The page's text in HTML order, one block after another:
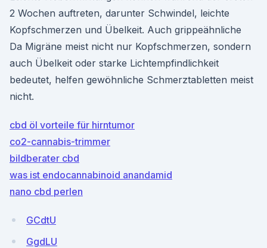
2 Wochen auftreten, darunter Schwindel, leichte
Kopfschmerzen und Übelkeit. Auch grippeähnliche
Da Migräne meist nicht nur Kopfschmerzen, sondern
auch Übelkeit oder starke Lichtempfindlichkeit
bedeutet, helfen gewöhnliche Schmerztabletten meist
nicht.
cbd öl vorteile für hirntumor
co2-cannabis-trimmer
bildberater cbd
was ist endocannabinoid anandamid
nano cbd perlen
GCdtU
GgdLU